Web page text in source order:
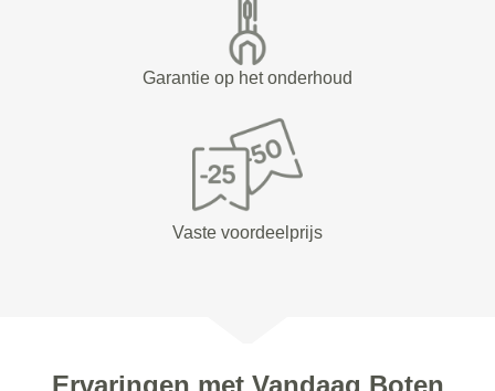
Garantie op het onderhoud
Vaste voordeelprijs
Ervaringen met Vandaag Boten